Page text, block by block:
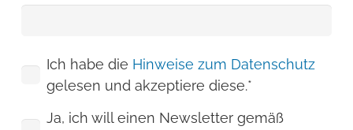
Ich habe die Hinweise zum Datenschutz
gelesen und akzeptiere diese.*
Ja, ich will einen Newsletter gemäß